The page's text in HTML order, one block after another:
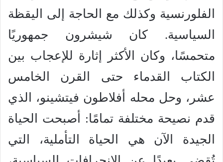
الفلورنسية وكذلك مع الحاجة إلى اليقظة
السياسية. كان شيشرون جمهوريًا
متحمسًا، وكان الأكثر إثارة للإعجاب بين
الكتاب القدماء حتى القرن الخامس
عشر، وحل محله أفلاطون فيتشينو، الذي
قدم نصيحة مختلفة تمامًا: أصبحت الحياة
الجيدة الآن هي الحياة التأملية، التي